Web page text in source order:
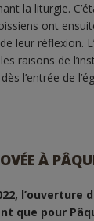
la liturgie.
ont
leur réflexion.
raisons de
l’entrée de
À
l’ouverture
que pour